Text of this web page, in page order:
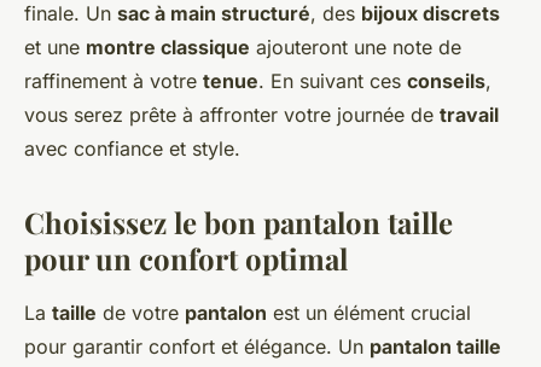
finale. Un sac à main structuré, des bijoux discrets
et une montre classique ajouteront une note de
raffinement à votre tenue. En suivant ces conseils,
vous serez prête à affronter votre journée de travail
avec confiance et style.
Choisissez le bon pantalon taille
pour un confort optimal
La taille de votre pantalon est un élément crucial
pour garantir confort et élégance. Un pantalon taille